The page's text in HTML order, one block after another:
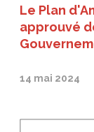
Le Plan
approuvé
14 mai 2024